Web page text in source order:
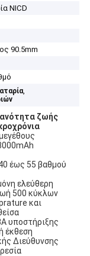
NICD
90.5mm
,
ζωής
έως 55 βαθμού
ελεύθερη
500 κύκλων
και
υποστήριξης
έκθεση
Διεύθυνσης